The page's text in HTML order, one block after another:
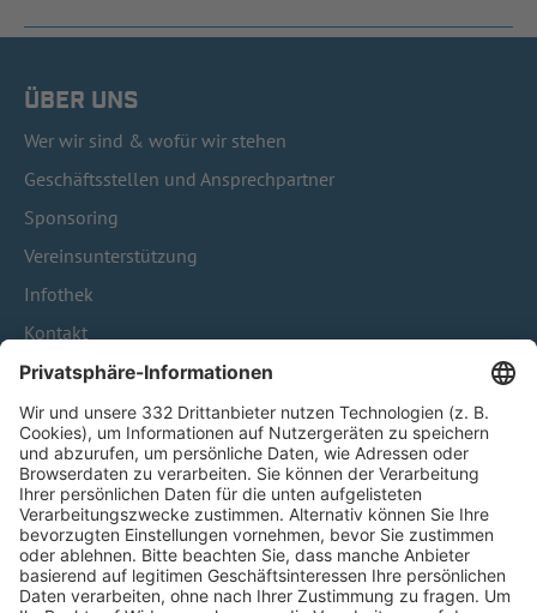
ÜBER UNS
Wer wir sind & wofür wir stehen
Geschäftsstellen und Ansprechpartner
Sponsoring
Vereinsunterstützung
Infothek
Kontakt
HÄUFIG BESUCHTE SEITEN
Pässe und Vereinswechsel
Trainerausbildung
Schulungsangebot Vereinsmitarbeiter
BFV-Geschäftsstellen
Trainerbörse